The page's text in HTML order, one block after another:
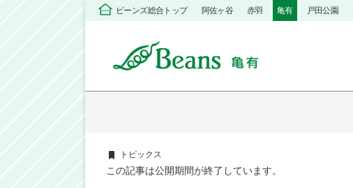
ビーンズ総合トップ 阿佐ヶ谷 赤羽 亀有 戸田公園
トピックス
この記事は公開期間が終了しています。